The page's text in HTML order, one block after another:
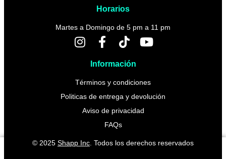
Horarios
Martes a Domingo de 5 pm a 11 pm
Información
Términos y condiciones
Politicas de entrega y devolución
Aviso de privacidad
FAQs
© 2025 Shapp Inc . Todos los derechos reservados